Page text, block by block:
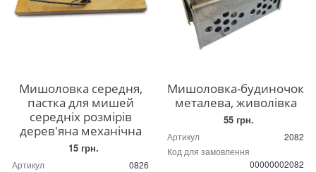
Мишоловка середня,
пастка для мишей
середніх розмірів
дерев'яна механічна
15 грн.
Артикул
0826
Мишоловка-будиночок
металева, живолівка
55 грн.
Артикул
2082
Код для замовлення
00000002082